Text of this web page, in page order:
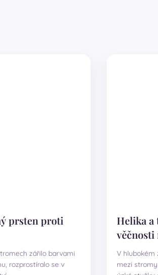
prsten proti
zářilo barvami
rozprostíralo se v
Helika a
věčnosti
V hlubokém
mezi